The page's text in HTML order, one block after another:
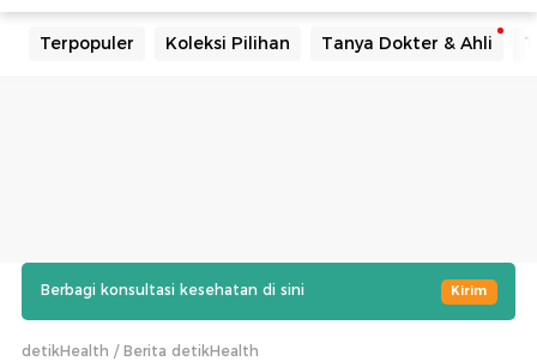
Terpopuler Koleksi Pilihan Tanya Dokter & Ahli
Berbagi konsultasi kesehatan di sini Kirim
detikHealth Berita detikHealth